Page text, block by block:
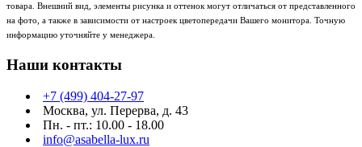
товара. Внешний вид, элементы рисунка и оттенок могут отличаться от представленного
на фото, а также в зависимости от настроек цветопередачи Вашего монитора. Точную
информацию уточняйте у менеджера.
Наши контакты
+7 (499) 404-27-97
Москва, ул. Перерва, д. 43
Пн. - пт.: 10.00 - 18.00
info@asabella-lux.ru